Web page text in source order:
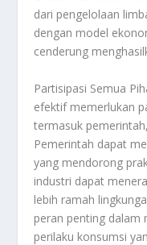
dari pengelolaan
dengan model
cenderung
Partisipasi Semua
efektif memerlukan
termasuk
Pemerintah dapat
yang mendorong
industri dapat
lebih ramah
peran penting dalam
perilaku konsumsi